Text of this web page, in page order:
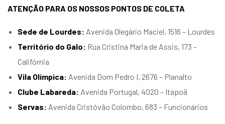
ATENÇÃO PARA OS NOSSOS PONTOS DE COLETA
Sede de Lourdes: Avenida Olegário Maciel, 1516 – Lourdes
Território do Galo: Rua Cristina Maria de Assis, 173 –
Califórnia
Vila Olímpica: Avenida Dom Pedro I, 2676 – Planalto
Clube Labareda: Avenida Portugal, 4020 – Itapoã
Servas: Avenida Cristóvão Colombo, 683 – Funcionários